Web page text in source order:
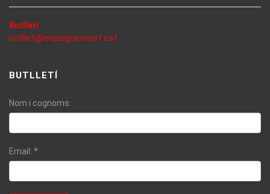
Butlletí
butlleti@espaiguinovart.cat
BUTLLETÍ
Nom i cognoms:
Email: *